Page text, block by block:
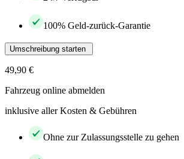
100% Geld-zurück-Garantie
Umschreibung starten
49,90 €
Fahrzeug online abmelden
inklusive aller Kosten & Gebühren
Ohne zur Zulassungsstelle zu gehen